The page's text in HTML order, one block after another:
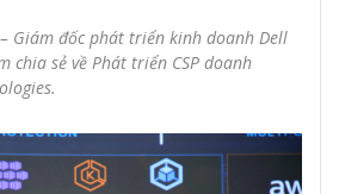
Giám đốc phát triển kinh doanh Dell
chia sẻ về Phát triển CSP doanh